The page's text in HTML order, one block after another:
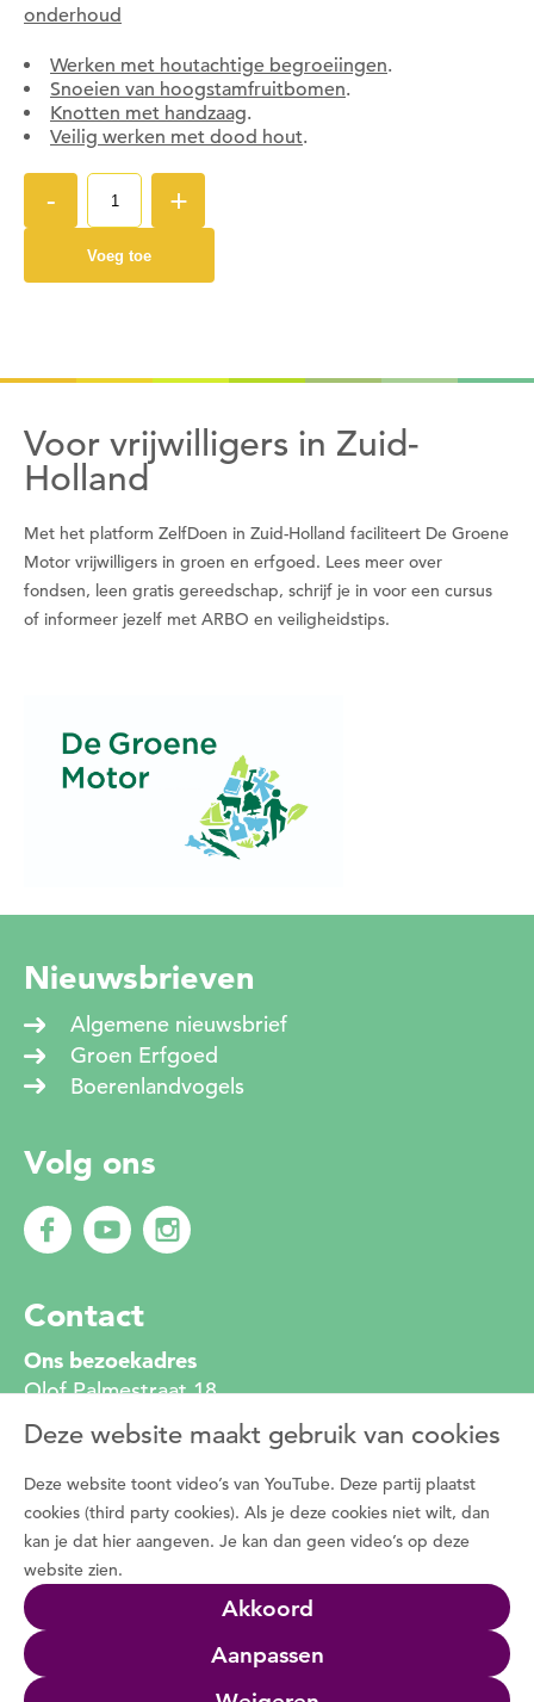
Deze website maakt gebruik van cookies
Deze website toont video’s van YouTube. Deze partij plaatst
cookies (third party cookies). Als je deze cookies niet wilt, dan
kan je dat hier aangeven. Je kan dan geen video’s op deze
website zien.
Akkoord
Aanpassen
onderhoud
Werken met houtachtige begroeiingen.
Snoeien van hoogstamfruitbomen.
Knotten met handzaag.
Veilig werken met dood hout.
- +
Voeg toe
Voor vrijwilligers in Zuid-
Holland
Met het platform ZelfDoen in Zuid-Holland faciliteert De Groene
Motor vrijwilligers in groen en erfgoed. Lees meer over
fondsen, leen gratis gereedschap, schrijf je in voor een cursus
of informeer jezelf met ARBO en veiligheidstips.
Nieuwsbrieven
Algemene nieuwsbrief
Groen Erfgoed
Boerenlandvogels
Volg ons
Contact
Ons bezoekadres
Olof Palmestraat 18
2616 LR Delft
010 272 2222
info@degroenemotorzh.nl
Wat is De Groene Motor
Duizenden vrijwilligers zetten zich dagelijks in
voor de natuur, het groen in de buurt en de
natuurbeleving met bewoners. Programma De
Groene Motor faciliteert deze vrijwilligers.
Om gereedschap te kunnen lenen moet je ingelogd
zijn.
Wil je nu inloggen?
Ja Nee
Om gereedschap te kunnen lenen moet je eerst
Nee